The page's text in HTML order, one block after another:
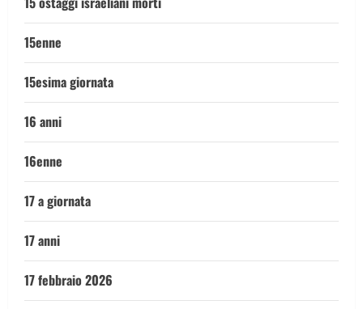
15enne
15esima giornata
16 anni
16enne
17 a giornata
17 anni
17 febbraio 2026